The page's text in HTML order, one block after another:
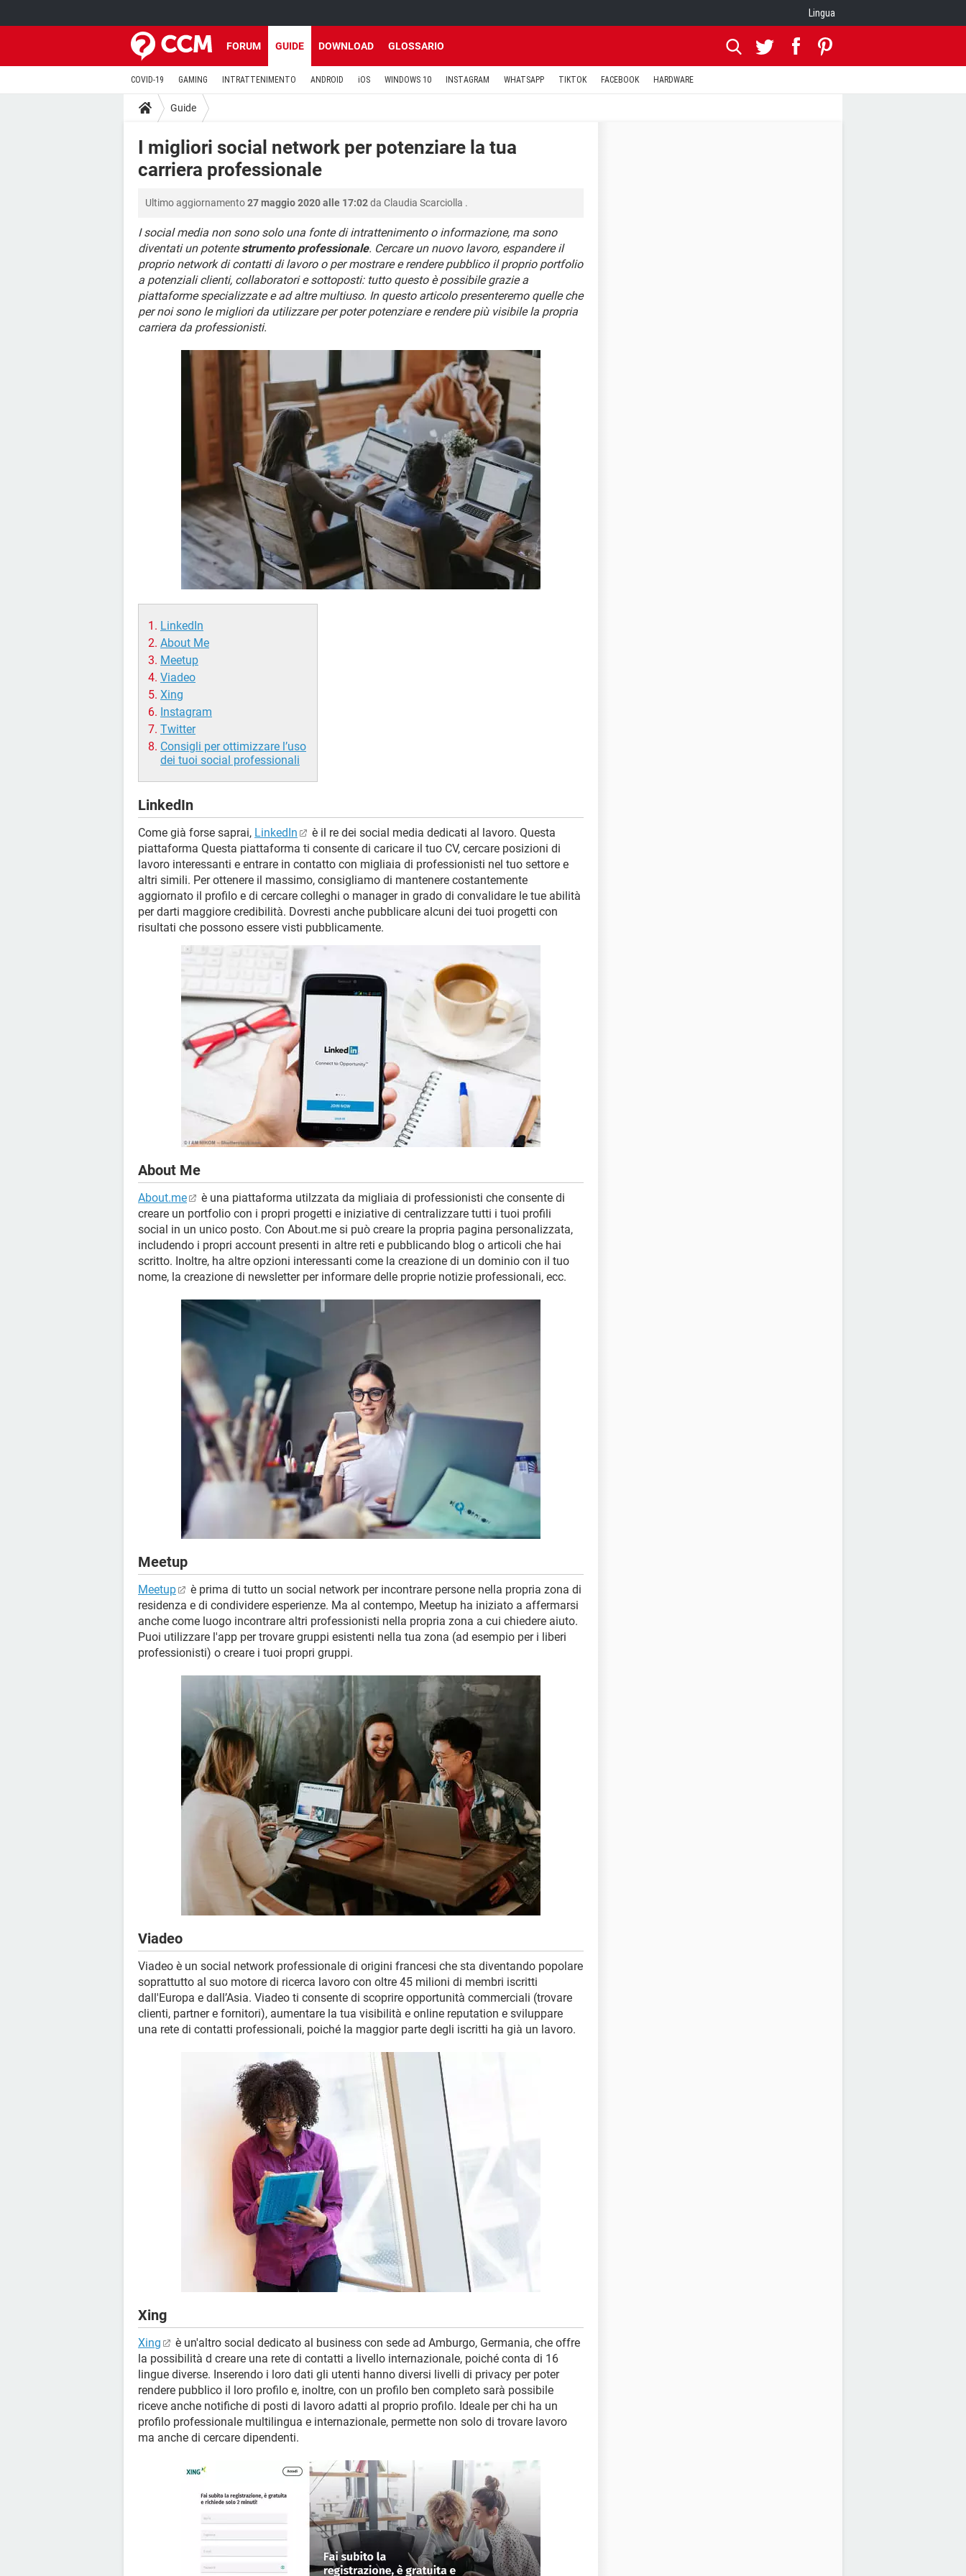
Lingua
FORUM GUIDE DOWNLOAD GLOSSARIO
COVID-19 GAMING INTRATTENIMENTO ANDROID iOS WINDOWS 10 INSTAGRAM WHATSAPP TIKTOK FACEBOOK HARDWARE
Guide
I migliori social network per potenziare la tua
carriera professionale
Ultimo aggiornamento27 maggio 2020 alle 17:02da Claudia Scarciolla .
I social media non sono solo una fonte di intrattenimento o informazione, ma sono
diventati un potentestrumento professionale. Cercare un nuovo lavoro, espandere il
proprio network di contatti di lavoro o per mostrare e rendere pubblico il proprio portfolio
a potenziali clienti, collaboratori e sottoposti: tutto questo è possibile grazie a
piattaforme specializzate e ad altre multiuso. In questo articolo presenteremo quelle che
per noi sono le migliori da utilizzare per poter potenziare e rendere più visibile la propria
carriera da professionisti.
LinkedIn
About Me
Meetup
Viadeo
Xing
Instagram
Twitter
Consigli per ottimizzare l’uso
dei tuoi social professionali
LinkedIn
Come già forse saprai, LinkedIn
è il re dei social media dedicati al lavoro. Questa
piattaforma Questa piattaforma ti consente di caricare il tuo CV, cercare posizioni di
lavoro interessanti e entrare in contatto con migliaia di professionisti nel tuo settore e
altri simili. Per ottenere il massimo, consigliamo di mantenere costantemente
aggiornato il profilo e di cercare colleghi o manager in grado di convalidare le tue abilità
per darti maggiore credibilità. Dovresti anche pubblicare alcuni dei tuoi progetti con
risultati che possono essere visti pubblicamente.
About Me
About.me
è una piattaforma utilzzata da migliaia di professionisti che consente di
creare un portfolio con i propri progetti e iniziative di centralizzare tutti i tuoi profili
social in un unico posto. Con About.me si può creare la propria pagina personalizzata,
includendo i propri account presenti in altre reti e pubblicando blog o articoli che hai
scritto. Inoltre, ha altre opzioni interessanti come la creazione di un dominio con il tuo
nome, la creazione di newsletter per informare delle proprie notizie professionali, ecc.
Meetup
Meetup
è prima di tutto un social network per incontrare persone nella propria zona di
residenza e di condividere esperienze. Ma al contempo, Meetup ha iniziato a affermarsi
anche come luogo incontrare altri professionisti nella propria zona a cui chiedere aiuto.
Puoi utilizzare l'app per trovare gruppi esistenti nella tua zona (ad esempio per i liberi
professionisti) o creare i tuoi propri gruppi.
Viadeo
Viadeo è un social network professionale di origini francesi che sta diventando popolare
soprattutto al suo motore di ricerca lavoro con oltre 45 milioni di membri iscritti
dall'Europa e dall’Asia. Viadeo ti consente di scoprire opportunità commerciali (trovare
clienti, partner e fornitori), aumentare la tua visibilità e online reputation e sviluppare
una rete di contatti professionali, poiché la maggior parte degli iscritti ha già un lavoro.
Xing
Xing
è un'altro social dedicato al business con sede ad Amburgo, Germania, che offre
la possibilità d creare una rete di contatti a livello internazionale, poiché conta di 16
lingue diverse. Inserendo i loro dati gli utenti hanno diversi livelli di privacy per poter
rendere pubblico il loro profilo e, inoltre, con un profilo ben completo sarà possibile
riceve anche notifiche di posti di lavoro adatti al proprio profilo. Ideale per chi ha un
profilo professionale multilingua e internazionale, permette non solo di trovare lavoro
ma anche di cercare dipendenti.